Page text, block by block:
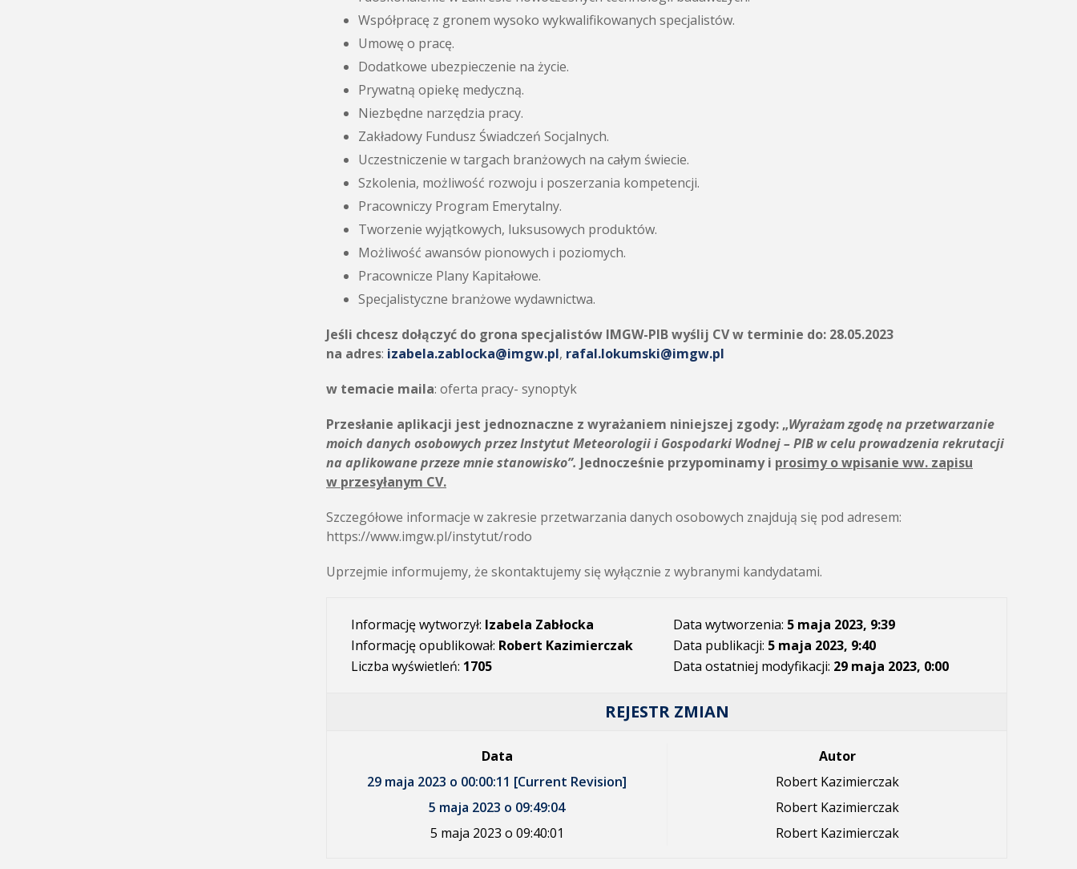
Współpracę z gronem wysoko wykwalifikowanych specjalistów.
Umowę o pracę.
Dodatkowe ubezpieczenie na życie.
Prywatną opiekę medyczną.
Niezbędne narzędzia pracy.
Zakładowy Fundusz Świadczeń Socjalnych.
Uczestniczenie w targach branżowych na całym świecie.
Szkolenia, możliwość rozwoju i poszerzania kompetencji.
Pracowniczy Program Emerytalny.
Tworzenie wyjątkowych, luksusowych produktów.
Możliwość awansów pionowych i poziomych.
Pracownicze Plany Kapitałowe.
Specjalistyczne branżowe wydawnictwa.
Jeśli chcesz dołączyć do grona specjalistów IMGW-PIB wyślij CV w terminie do: 28.05.2023
na adres: izabela.zablocka@imgw.pl, rafal.lokumski@imgw.pl
w temacie maila: oferta pracy- synoptyk
Przesłanie aplikacji jest jednoznaczne z wyrażaniem niniejszej zgody: „Wyrażam zgodę na przetwarzanie
moich danych osobowych przezInstytut Meteorologii i Gospodarki Wodnej – PIB w celu prowadzenia rekrutacji
na aplikowane przeze mnie stanowisko”. Jednocześnie przypominamy i prosimy o wpisanie ww. zapisu
w przesyłanym CV.
Szczegółowe informacje w zakresie przetwarzania danych osobowych znajdują się pod adresem:
https://www.imgw.pl/instytut/rodo
Uprzejmie informujemy, że skontaktujemy się wyłącznie z wybranymi kandydatami.
Informację wytworzył: Izabela Zabłocka
Informację opublikował: Robert Kazimierczak
Liczba wyświetleń: 1705
Data wytworzenia: 5 maja 2023, 9:39
Data publikacji: 5 maja 2023, 9:40
Data ostatniej modyfikacji: 29 maja 2023, 0:00
REJESTR ZMIAN
Data
Autor
29 maja 2023 o 00:00:11 [Current Revision]
Robert Kazimierczak
5 maja 2023 o 09:49:04
Robert Kazimierczak
5 maja 2023 o 09:40:01
Robert Kazimierczak